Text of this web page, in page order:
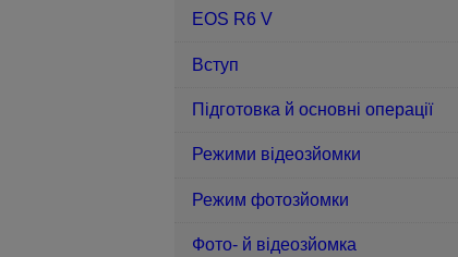
EOS R6 V
Вступ
Підготовка й основні операції
Режими відеозйомки
Режим фотозйомки
Фото- й відеозйомка